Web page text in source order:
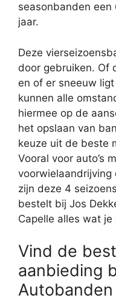
seasonbanden
jaar.
Deze
door gebruiken. Of
en of er sneeuw
kunnen alle
hiermee op de
het opslaan van
keuze uit de beste
Vooral voor auto’s
voorwielaandrijving
zijn deze 4
bestelt bij Jos
Capelle alles wat
Vind de
aanbieding